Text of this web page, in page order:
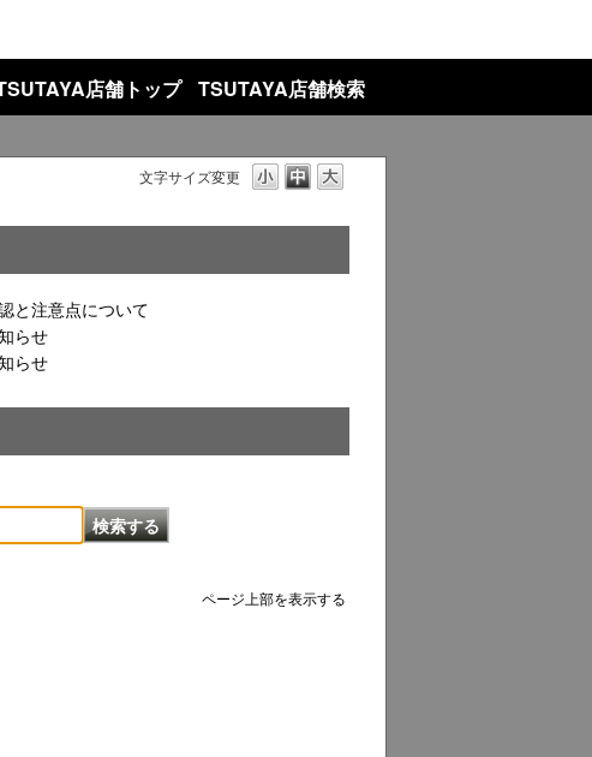
店舗トップ TSUTAYA店舗検索
文字サイズ変更
と注意点について
らせ
らせ
ページ上部を表示する